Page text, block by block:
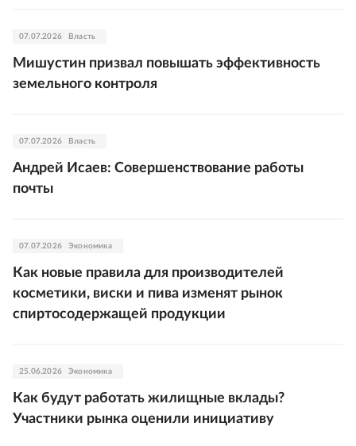
07.07.2026 Власть
Мишустин призвал повышать эффективность
земельного контроля
07.07.2026 Власть
Андрей Исаев: Совершенствование работы
почты
07.07.2026 Экономика
Как новые правила для производителей
косметики, виски и пива изменят рынок
спиртосодержащей продукции
25.06.2026 Экономика
Как будут работать жилищные вклады?
Участники рынка оценили инициативу